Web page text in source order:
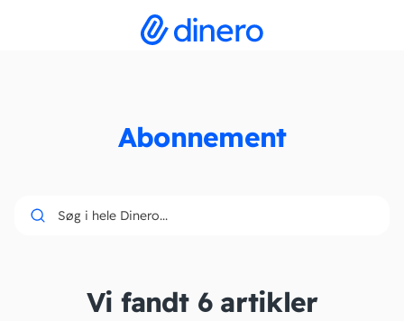
Abonnement
Søg i hele Dinero...
Vi fandt 6 artikler